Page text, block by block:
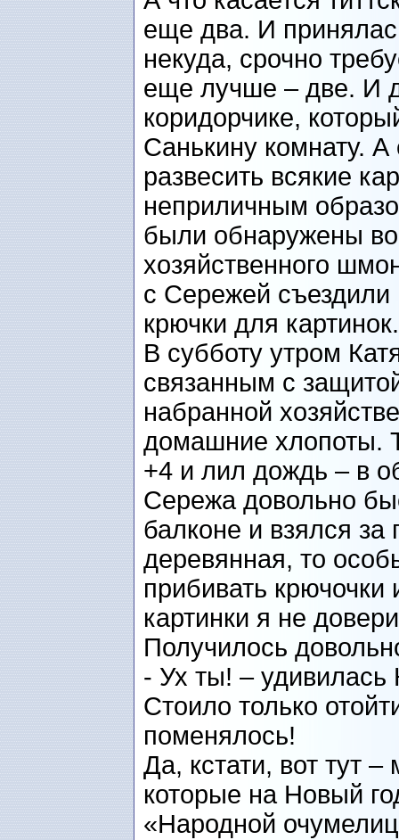
еще два. И
некуда, срочно
еще лучше – две. И
коридорчике,
Санькину комнату.
развесить всякие
неприличным
были обнаружены
хозяйственного
с Сережей съездили
крючки для картинок.
В субботу утром
связанным с
набранной
домашние хлопоты.
+4 и лил дождь – в
Сережа довольно
балконе и взялся за
деревянная, то
прибивать
картинки я не
Получилось
- Ух ты! – удивилась
Стоило только
поменялось!
Да, кстати, вот тут
которые на Новый
«Народной